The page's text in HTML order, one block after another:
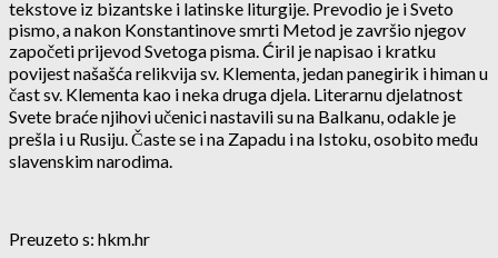
tekstove iz bizantske i latinske liturgije. Prevodio je i Sveto
pismo, a nakon Konstantinove smrti Metod je završio njegov
započeti prijevod Svetoga pisma. Ćiril je napisao i kratku
povijest našašća relikvija sv. Klementa, jedan panegirik i himan u
čast sv. Klementa kao i neka druga djela. Literarnu djelatnost
Svete braće njihovi učenici nastavili su na Balkanu, odakle je
prešla i u Rusiju. Časte se i na Zapadu i na Istoku, osobito među
slavenskim narodima.
Preuzeto s: hkm.hr